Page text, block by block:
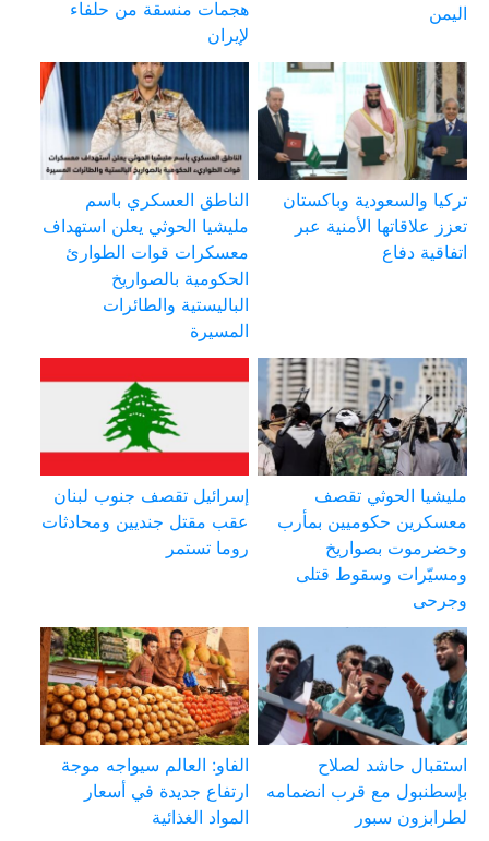
اليمن
هجمات منسقة من حلفاء
لإيران
تركيا والسعودية وباكستان
تعزز علاقاتها الأمنية عبر
اتفاقية دفاع
الناطق العسكري باسم
مليشيا الحوثي يعلن استهداف
معسكرات قوات الطوارئ
الحكومية بالصواريخ
الباليستية والطائرات
المسيرة
مليشيا الحوثي تقصف
معسكرين حكوميين بمأرب
وحضرموت بصواريخ
ومسيّرات وسقوط قتلى
وجرحى
إسرائيل تقصف جنوب لبنان
عقب مقتل جنديين ومحادثات
روما تستمر
استقبال حاشد لصلاح
بإسطنبول مع قرب انضمامه
لطرابزون سبور
الفاو: العالم سيواجه موجة
ارتفاع جديدة في أسعار
المواد الغذائية